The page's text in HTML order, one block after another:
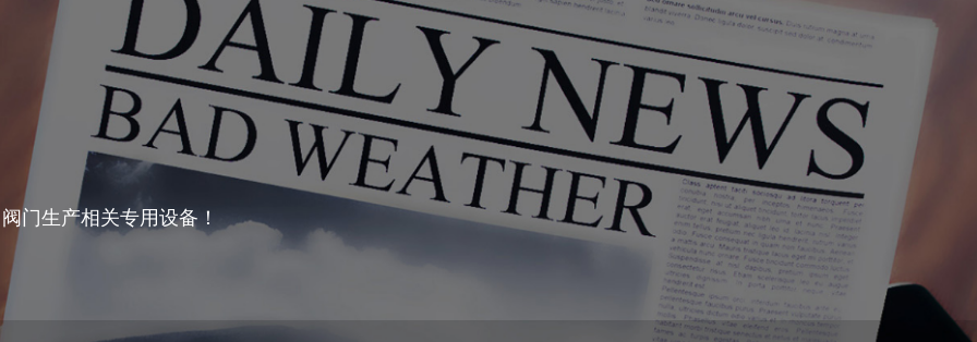
门生产相关专用设备！